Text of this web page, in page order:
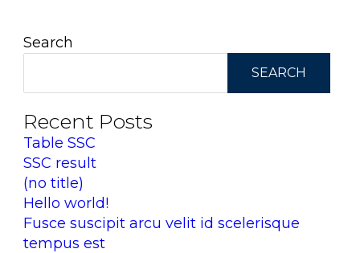
Search
SEARCH
Recent Posts
Table SSC
SSC result
(no title)
Hello world!
Fusce suscipit arcu velit id scelerisque
tempus est